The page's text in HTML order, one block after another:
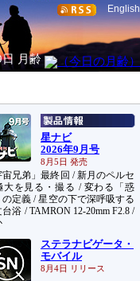
English
月齢
星ナビ
2026年9月号
8月5日 発売
宙兄弟」最終回 / 新月のペルセ
大を見る・撮る / 変わる「惑
の定義 / 星空の下で深呼吸する
台浴 / TAMRON 12-20mm F2.8 /
ステラナビゲータ・
モバイル
8月4日 リリース